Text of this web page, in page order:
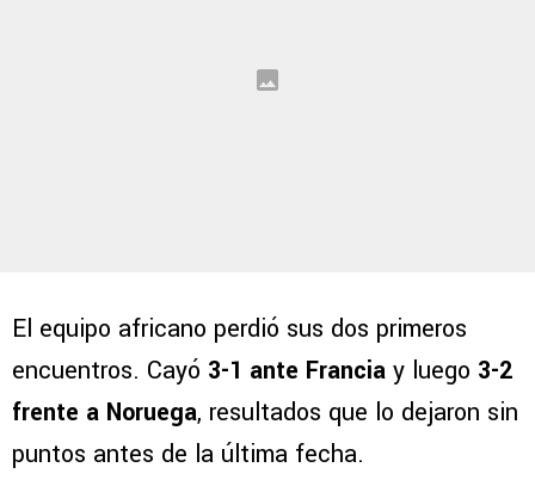
El equipo africano perdió sus dos primeros
encuentros. Cayó 3-1 ante Francia y luego 3-2
frente a Noruega, resultados que lo dejaron sin
puntos antes de la última fecha.